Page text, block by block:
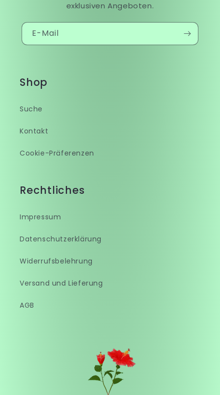
exklusiven Angeboten.
E-Mail
Shop
Suche
Kontakt
Cookie-Präferenzen
Rechtliches
Impressum
Datenschutzerklärung
Widerrufsbelehrung
Versand und Lieferung
AGB